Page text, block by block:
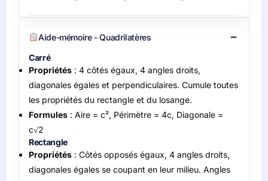
Aide-mémoire - Quadrilatères
Carré
Propriétés : 4 côtés égaux, 4 angles droits,
diagonales égales et perpendiculaires. Cumule toutes
les propriétés du rectangle et du losange.
Formules : Aire = c², Périmètre = 4c, Diagonale =
c√2
Rectangle
Propriétés : Côtés opposés égaux, 4 angles droits,
diagonales égales se coupant en leur milieu. Angles